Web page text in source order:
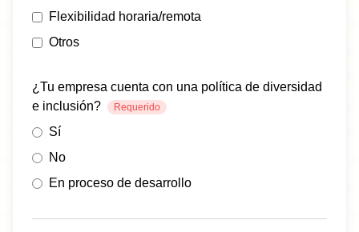
Flexibilidad horaria/remota
Otros
¿Tu empresa cuenta con una política de diversidad
e inclusión?
Requerido
Sí
No
En proceso de desarrollo